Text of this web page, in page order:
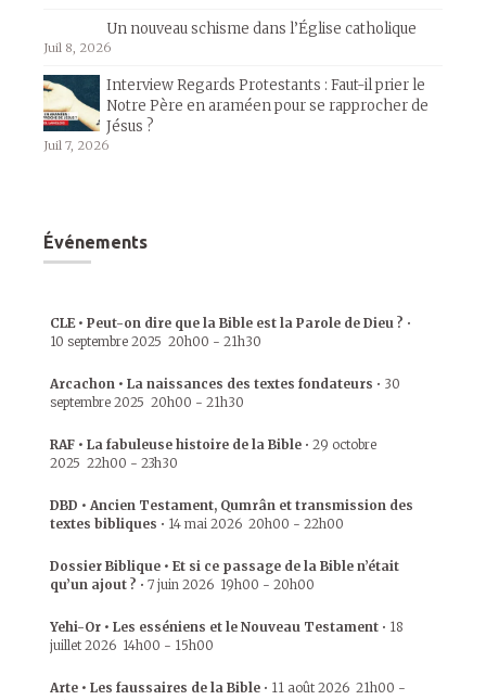
Un nouveau schisme dans l’Église catholique
Juil 8, 2026
Interview Regards Protestants : Faut-il prier le
Notre Père en araméen pour se rapprocher de
Jésus ?
Juil 7, 2026
Événements
CLE • Peut-on dire que la Bible est la Parole de Dieu ? •
10 septembre 2025 20h00 - 21h30
Arcachon • La naissances des textes fondateurs • 30
septembre 2025 20h00 - 21h30
RAF • La fabuleuse histoire de la Bible • 29 octobre
2025 22h00 - 23h30
DBD • Ancien Testament, Qumrân et transmission des
textes bibliques • 14 mai 2026 20h00 - 22h00
Dossier Biblique • Et si ce passage de la Bible n’était
qu’un ajout ? • 7 juin 2026 19h00 - 20h00
Yehi-Or • Les esséniens et le Nouveau Testament • 18
juillet 2026 14h00 - 15h00
Arte • Les faussaires de la Bible • 11 août 2026 21h00 -